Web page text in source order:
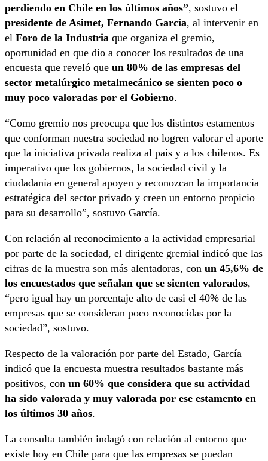
perdiendo en Chile en los últimos años”, sostuvo el
presidente de Asimet, Fernando García, al intervenir en
el Foro de la Industria que organiza el gremio,
oportunidad en que dio a conocer los resultados de una
encuesta que reveló que un 80% de las empresas del
sector metalúrgico metalmecánico se sienten poco o
muy poco valoradas por el Gobierno.
“Como gremio nos preocupa que los distintos estamentos
que conforman nuestra sociedad no logren valorar el aporte
que la iniciativa privada realiza al país y a los chilenos. Es
imperativo que los gobiernos, la sociedad civil y la
ciudadanía en general apoyen y reconozcan la importancia
estratégica del sector privado y creen un entorno propicio
para su desarrollo”, sostuvo García.
Con relación al reconocimiento a la actividad empresarial
por parte de la sociedad, el dirigente gremial indicó que las
cifras de la muestra son más alentadoras, con un 45,6% de
los encuestados que señalan que se sienten valorados,
“pero igual hay un porcentaje alto de casi el 40% de las
empresas que se consideran poco reconocidas por la
sociedad”, sostuvo.
Respecto de la valoración por parte del Estado, García
indicó que la encuesta muestra resultados bastante más
positivos, con un 60% que considera que su actividad
ha sido valorada y muy valorada por ese estamento en
los últimos 30 años.
La consulta también indagó con relación al entorno que
existe hoy en Chile para que las empresas se puedan